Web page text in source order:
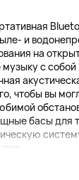
и
на
с
чтобы вы
басы для